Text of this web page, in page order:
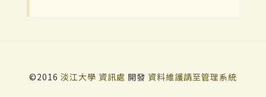
©2016 淡江大學 資訊處 開發 資料維護請至管理系統